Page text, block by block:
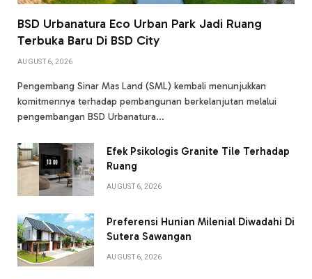
BSD Urbanatura Eco Urban Park Jadi Ruang
Terbuka Baru Di BSD City
AUGUST 6, 2026
Pengembang Sinar Mas Land (SML) kembali menunjukkan
komitmennya terhadap pembangunan berkelanjutan melalui
pengembangan BSD Urbanatura…
Efek Psikologis Granite Tile Terhadap
Ruang
AUGUST 6, 2026
Preferensi Hunian Milenial Diwadahi Di
Sutera Sawangan
AUGUST 6, 2026